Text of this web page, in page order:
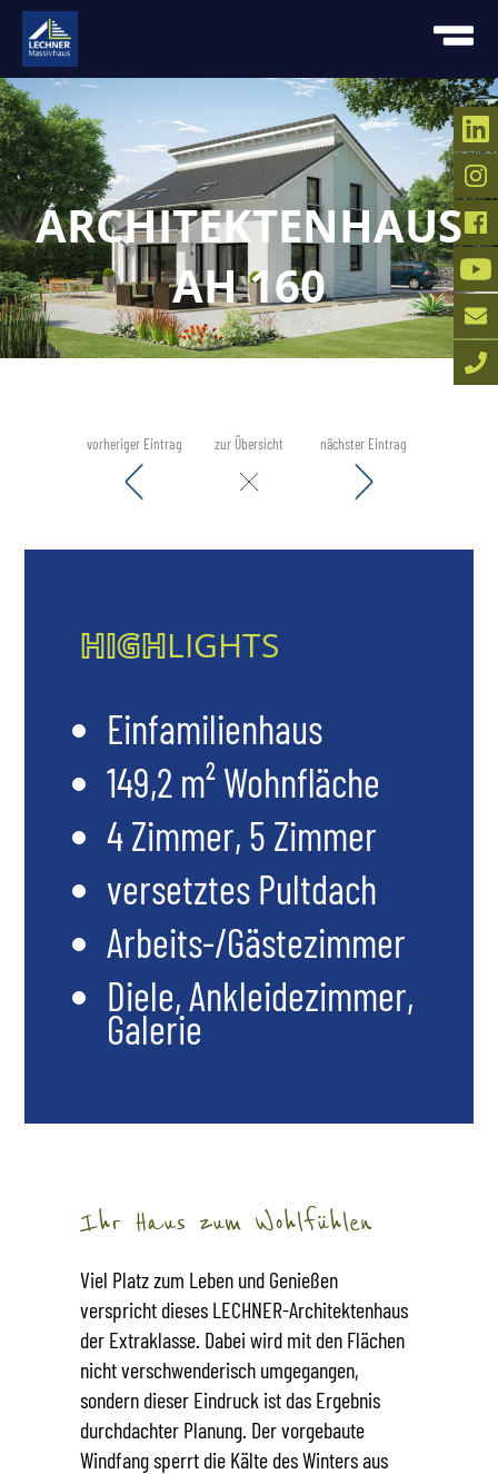
ARCHITEKTENHAUS
AH 160
vorheriger Eintrag zur Übersicht nächster Eintrag
HIGHLIGHTS
Einfamilienhaus
149,2 m² Wohnfläche
4 Zimmer, 5 Zimmer
versetztes Pultdach
Arbeits-/Gästezimmer
Diele, Ankleidezimmer,
Galerie
Ihr Haus zum Wohlfühlen
Viel Platz zum Leben und Genießen
verspricht dieses LECHNER-Architektenhaus
der Extraklasse. Dabei wird mit den Flächen
nicht verschwenderisch umgegangen,
sondern dieser Eindruck ist das Ergebnis
durchdachter Planung. Der vorgebaute
Windfang sperrt die Kälte des Winters aus